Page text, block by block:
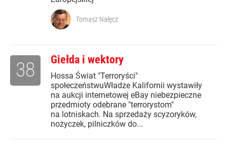
Tomasz Nałęcz
Giełda i wektory
Hossa Świat "Terroryści"
społeczeństwuWładze Kalifornii wystawiły
na aukcji internetowej eBay niebezpieczne
przedmioty odebrane "terrorystom"
na lotniskach. Na sprzedaży scyzoryków,
nożyczek, pilniczków do...
38